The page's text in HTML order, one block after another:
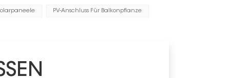
PV-Anschluss Für Balkonpflanze